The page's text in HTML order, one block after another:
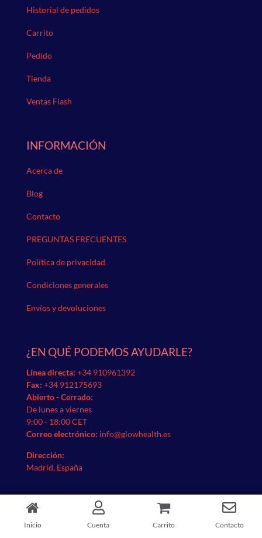
Historial de pedidos
Carrito
Pedido
Tienda
Ventas Flash
INFORMACIÓN
Acerca de
Blog
Contacto
PREGUNTAS FRECUENTES
Política de privacidad
Condiciones generales
Envíos y devoluciones
¿EN QUÉ PODEMOS AYUDARLE?
Línea directa: +34 910961392
Fax: +34 912175693
Abierto - Cerrado:
De lunes a viernes
9:00 - 18:00 CET
Correo electrónico: info@glowhealth.es
Dirección:
Madrid, España
PAGO ACEPTADO
Inicio Cuenta Carrito Contacto